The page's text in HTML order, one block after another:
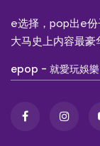
e选择，pop出e份
大马史上内容最豪
epop - 就愛玩娛